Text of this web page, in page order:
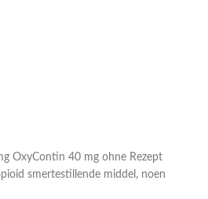
OxyContin 40 mg ohne Rezept
smertestillende middel, noen